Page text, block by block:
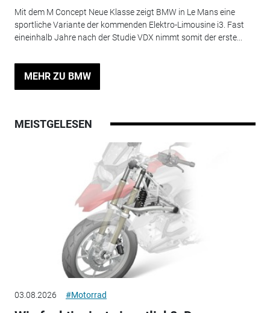
Mit dem M Concept Neue Klasse zeigt BMW in Le Mans eine
sportliche Variante der kommenden Elektro-Limousine i3. Fast
eineinhalb Jahre nach der Studie VDX nimmt somit der erste...
MEHR ZU BMW
MEISTGELESEN
03.08.2026 #Motorrad